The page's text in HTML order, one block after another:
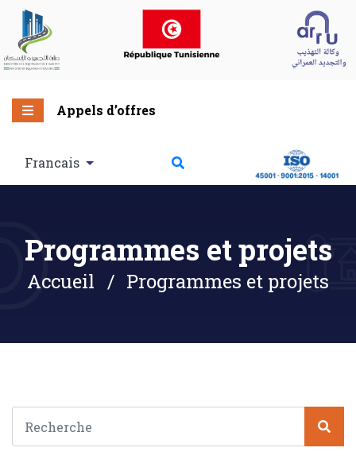
Appels d’offres
Francais
Programmes et projets
Accueil Programmes et projets